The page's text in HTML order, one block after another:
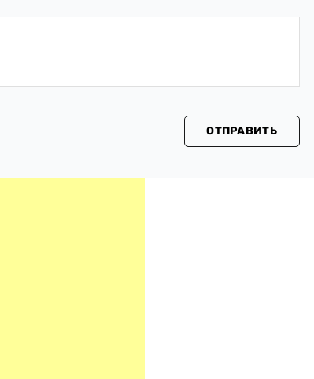
ОТПРАВИТЬ